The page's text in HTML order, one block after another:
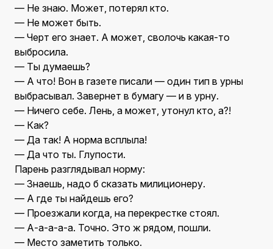
— Не знаю. Может, потерял кто.
— Не может быть.
— Черт его знает. А может, сволочь какая-то
выбросила.
— Ты думаешь?
— А что! Вон в газете писали — один тип в урны
выбрасывал. Завернет в бумагу — и в урну.
— Ничего себе. Лень, а может, утонул кто, а?!
— Как?
— Да так! А норма всплыла!
— Да что ты. Глупости.
Парень разглядывал норму:
— Знаешь, надо б сказать милиционеру.
— А где ты найдешь его?
— Проезжали когда, на перекрестке стоял.
— А-а-а-а-а. Точно. Это ж рядом, пошли.
— Место заметить только.